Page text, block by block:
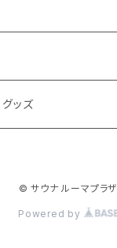
ッズ
© サウナ ルーマプラザ
Powered by